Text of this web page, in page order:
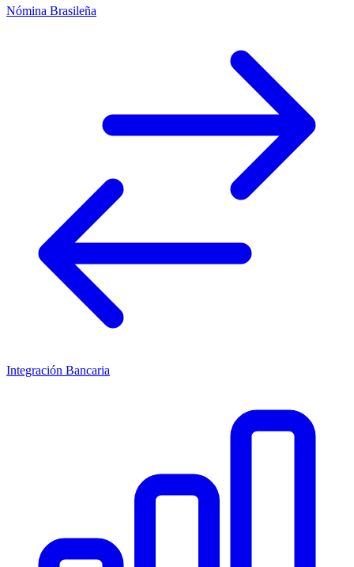
Nómina Brasileña
Integración Bancaria